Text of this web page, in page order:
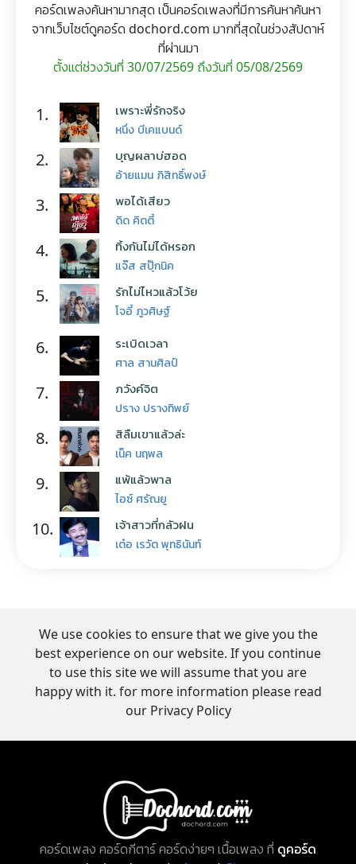
คอร์ดเพลงค้นหามากสุด เป็นคอร์ดเพลงที่มีการค้นหาค้นหา
จากเว็บไซต์ดูคอร์ด dochord.com มากที่สุดในช่วงสัปดาห์
ที่ผ่านมา
ตั้งแต่ช่วงวันที่ 30/07/2569 ถึงวันที่ 05/08/2569
1. เพราะพี่รักจริง
หนึ่ง บีเคแบนด์
2. บุญผลาบ่ฮอด
อ้ายแมน ภิสิทธิ์พงษ์
3. พอได้เสียว
ดิด คิตตี้
4. ทิ้งกันไม่ได้หรอก
แจ๊ส สปุ๊กนิค
5. รักไม่ไหวแล้วโว้ย
โจอี้ ภูวศิษฐ์
6. ระเบิดเวลา
ศาล สานศิลป์
7. ภวังค์จิต
ปราง ปรางทิพย์
8. สิลืมเขาแล้วล่ะ
เน็ค นฤพล
9. แพ้แล้วพาล
ไอซ์ ศรัณยู
10. เจ้าสาวที่กลัวฝน
เต๋อ เรวัต พุทธินันท์
We use cookies to ensure that we give you the
best experience on our website. If you continue
to use this site we will assume that you are
happy with it. for more information please read
our Privacy Policy
คอร์ดเพลง คอร์ดกีตาร์ คอร์ดง่ายๆ เนื้อเพลง ที่ ดูคอร์ด